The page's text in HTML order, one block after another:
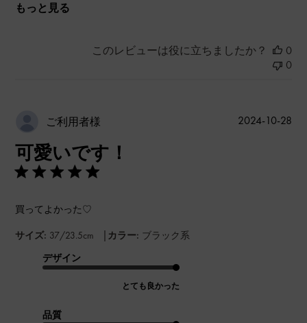
もっと見る
このレビューは役に立ちましたか？
0
0
ご利用者様
可愛いです！
買ってよかった♡
サイズ: 37/23.5cm | カラー: ブラック系
デザイン
とても良かった
品質
公
2024-10-28